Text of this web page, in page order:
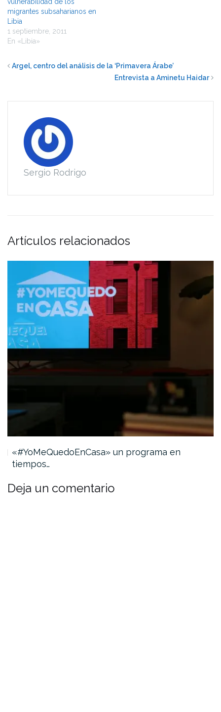
migrantes subsaharianos en
Libia
1 septiembre, 2011
En «Libia»
Argel, centro del análisis de la ‘Primavera Árabe’
Entrevista a Aminetu Haidar
Sergio Rodrigo
Artículos relacionados
«#YoMeQuedoEnCasa» un programa en
tiempos…
Deja un comentario